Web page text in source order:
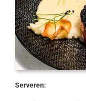
Serveren: